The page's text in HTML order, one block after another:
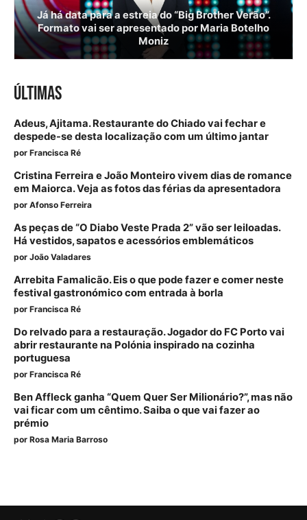
Já há data para a estreia do “Big Brother Verão”.
Formato vai ser apresentado por Maria Botelho
Moniz
ÚLTIMAS
Adeus, Ajitama. Restaurante do Chiado vai fechar e
despede-se desta localização com um último jantar
por Francisca Ré
Cristina Ferreira e João Monteiro vivem dias de romance
em Maiorca. Veja as fotos das férias da apresentadora
por Afonso Ferreira
As peças de “O Diabo Veste Prada 2” vão ser leiloadas.
Há vestidos, sapatos e acessórios emblemáticos
por João Valadares
Arrebita Famalicão. Eis o que pode fazer e comer neste
festival gastronómico com entrada à borla
por Francisca Ré
Do relvado para a restauração. Jogador do FC Porto vai
abrir restaurante na Polónia inspirado na cozinha
portuguesa
por Francisca Ré
Ben Affleck ganha “Quem Quer Ser Milionário?”, mas não
vai ficar com um cêntimo. Saiba o que vai fazer ao
prémio
por Rosa Maria Barroso